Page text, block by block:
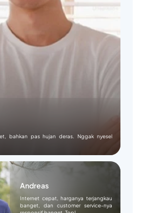
bahkan pas hujan deras. Nggak nyesel
Andreas
Internet cepat, harganya terjangkau
banget, dan customer service-nya